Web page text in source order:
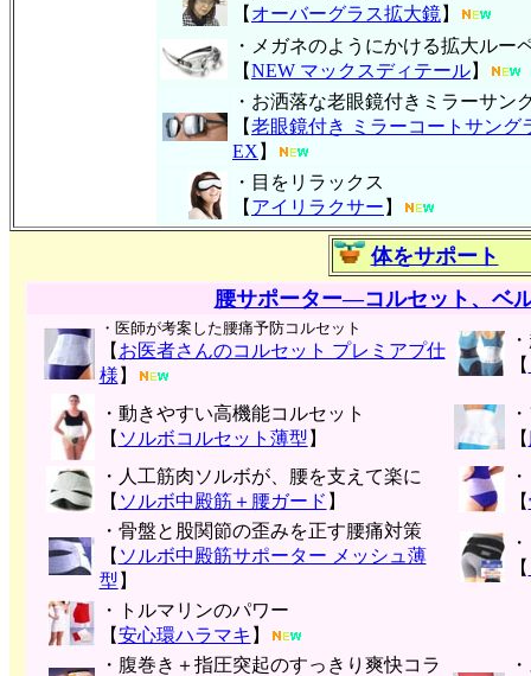
【 オーバーグラス拡大鏡】
・メガネのようにかける拡大ルー
【NEW マックスディテール】
・お洒落な老眼鏡付きミラーサン
【老眼鏡付き ミラーコートサング
EX 】
・目をリラックス
【 アイリラクサー 】
体をサポート
腰サポーター―コルセット、ベ
・医師が考案した腰痛予防コルセット
【 お医者さんのコルセット プレミアプ仕
様 】
【
・動きやすい高機能コルセット
【 ソルボコルセット薄型 】
【
・人工筋肉ソルボが、腰を支えて楽に
【 ソルボ中殿筋＋腰ガード 】
【
・骨盤と股関節の歪みを正す腰痛対策
【 ソルボ中殿筋サポーター メッシュ薄
型 】
【
・トルマリンのパワー
【安心環ハラマキ 】
・腹巻き＋指圧突起のすっきり爽快コラ